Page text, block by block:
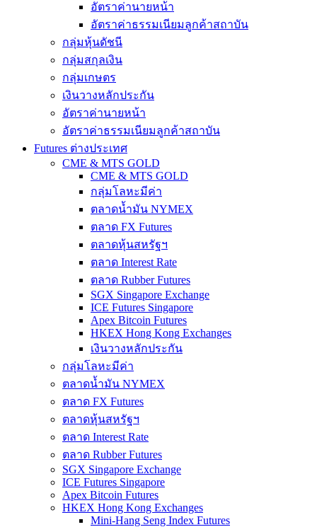
อัตราค่านายหน้า
อัตราค่าธรรมเนียมลูกค้าสถาบัน
กลุ่มหุ้นดัชนี
กลุ่มสกุลเงิน
กลุ่มเกษตร
เงินวางหลักประกัน
อัตราค่านายหน้า
อัตราค่าธรรมเนียมลูกค้าสถาบัน
Futures ต่างประเทศ
CME & MTS GOLD
CME & MTS GOLD
กลุ่มโลหะมีค่า
ตลาดน้ำมัน NYMEX
ตลาด FX Futures
ตลาดหุ้นสหรัฐฯ
ตลาด Interest Rate
ตลาด Rubber Futures
SGX Singapore Exchange
ICE Futures Singapore
Apex Bitcoin Futures
HKEX Hong Kong Exchanges
เงินวางหลักประกัน
กลุ่มโลหะมีค่า
ตลาดน้ำมัน NYMEX
ตลาด FX Futures
ตลาดหุ้นสหรัฐฯ
ตลาด Interest Rate
ตลาด Rubber Futures
SGX Singapore Exchange
ICE Futures Singapore
Apex Bitcoin Futures
HKEX Hong Kong Exchanges
Mini-Hang Seng Index Futures